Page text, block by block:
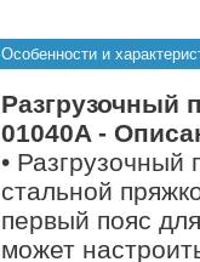
Особенности и
Разгрузочный
01040A -
• Разгрузочный
стальной
первый пояс
может